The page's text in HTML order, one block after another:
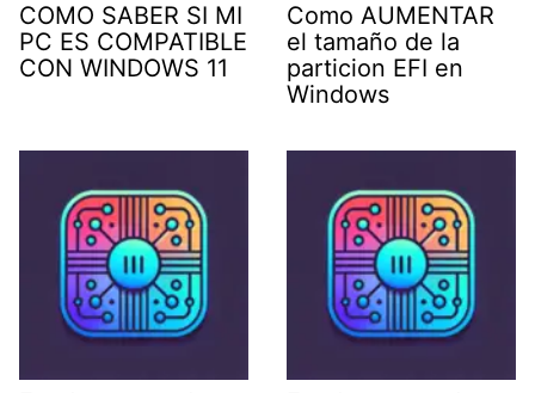
COMO SABER SI MI
PC ES COMPATIBLE
CON WINDOWS 11
Como AUMENTAR
el tamaño de la
particion EFI en
Windows